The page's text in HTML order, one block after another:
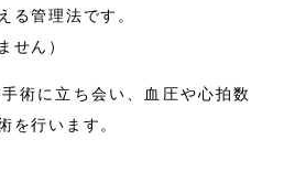
る管理法です。
せん）
術に立ち会い、血圧や心拍数
を行います。